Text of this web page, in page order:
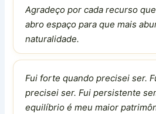
Agradeço por cada recurso
abro espaço para que mais
naturalidade.
Fui forte quando precisei ser.
precisei ser. Fui persistente
equilíbrio é meu maior